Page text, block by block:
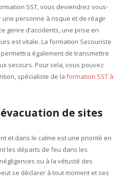
SST, vous deviendrez vous-
une personne à risque et de réagir
genre d’accidents, une prise en
est vitale. La formation Secouriste
également de transmettre
secours. Pour cela, vous pouvez
spécialiste de la formation SST à
de sites
et dans le calme est une priorité en
les départs de feu dans les
ou à la vétusté des
se déclarer à tout moment et ses